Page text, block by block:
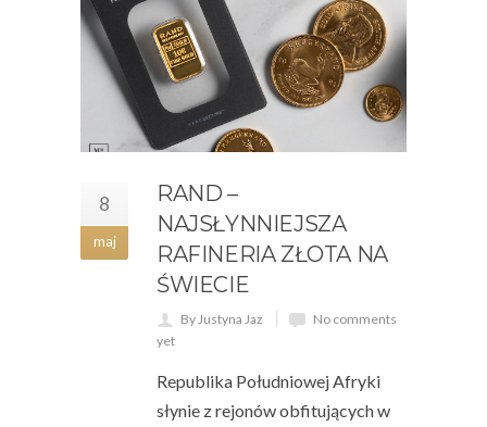
8
maj
RAND –
NAJSŁYNNIEJSZA
RAFINERIA ZŁOTA NA
ŚWIECIE
By Justyna Jaz
No comments
yet
Republika Południowej Afryki
słynie z rejonów obfitujących w